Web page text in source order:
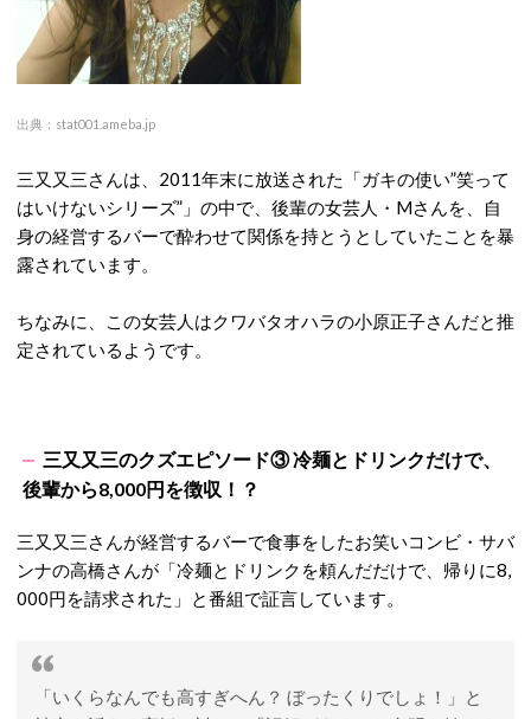
出典：stat001.ameba.jp
三又又三さんは、2011年末に放送された「ガキの使い”笑って
はいけないシリーズ”」の中で、後輩の女芸人・Mさんを、自
身の経営するバーで酔わせて関係を持とうとしていたことを暴
露されています。
ちなみに、この女芸人はクワバタオハラの小原正子さんだと推
定されているようです。
三又又三のクズエピソード③ 冷麺とドリンクだけで、
後輩から8,000円を徴収！？
三又又三さんが経営するバーで食事をしたお笑いコンビ・サバ
ンナの高橋さんが「冷麺とドリンクを頼んだだけで、帰りに8,
000円を請求された」と番組で証言しています。
「いくらなんでも高すぎへん？ ぼったくりでしょ！」と